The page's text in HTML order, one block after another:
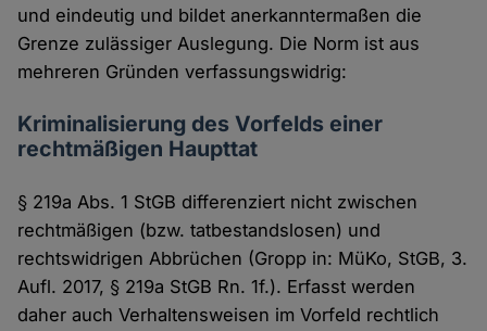
und eindeutig und bildet anerkanntermaßen die
Grenze zulässiger Auslegung. Die Norm ist aus
mehreren Gründen verfassungswidrig:
Kriminalisierung des Vorfelds einer
rechtmäßigen Haupttat
§ 219a Abs. 1 StGB differenziert nicht zwischen
rechtmäßigen (bzw. tatbestandslosen) und
rechtswidrigen Abbrüchen (Gropp in: MüKo, StGB, 3.
Aufl. 2017, § 219a StGB Rn. 1f.). Erfasst werden
daher auch Verhaltensweisen im Vorfeld rechtlich